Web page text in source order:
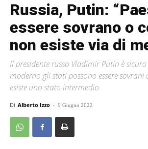
Russia, Putin:
essere sovrano o
non esiste via di
Il presidente russo Vladimir Putin è
moderno gli stati possono essere sovrani
esiste uno stato intermedio.
Di Alberto Izzo - 9 Giugno 2022